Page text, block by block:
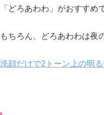
「どろあわわ」がおすすめ
もちろん、どろあわわは夜
洗顔だけで2トーン上の明